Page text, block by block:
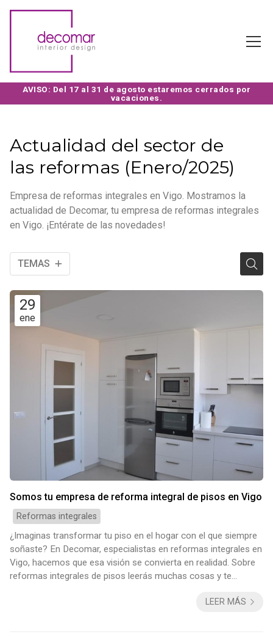
Actualidad del sector de
las reformas (Enero/2025)
Empresa de reformas integrales en Vigo. Mostramos la
actualidad de Decomar, tu empresa de reformas integrales
en Vigo. ¡Entérate de las novedades!
TEMAS
29
ene
Somos tu empresa de reforma integral de pisos en Vigo
Reformas integrales
¿Imaginas transformar tu piso en el hogar con el que siempre
soñaste? En Decomar, especialistas en reformas integrales en
Vigo, hacemos que esa visión se convierta en realidad. Sobre
reformas integrales de pisos leerás muchas cosas y te
también te animamos a hacerlo, pero queremos que te quedes
LEER MÁS